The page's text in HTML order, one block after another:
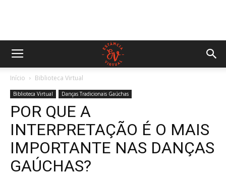
Início Biblioteca Virtual
Biblioteca Virtual Danças Tradicionais Gaúchas
POR QUE A
INTERPRETAÇÃO É O MAIS
IMPORTANTE NAS DANÇAS
GAÚCHAS?